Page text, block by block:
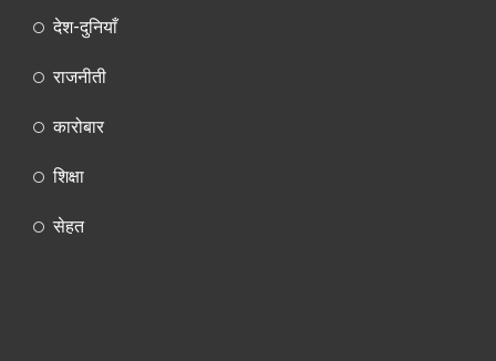
देश-दुनियाँ
राजनीती
कारोबार
शिक्षा
सेहत